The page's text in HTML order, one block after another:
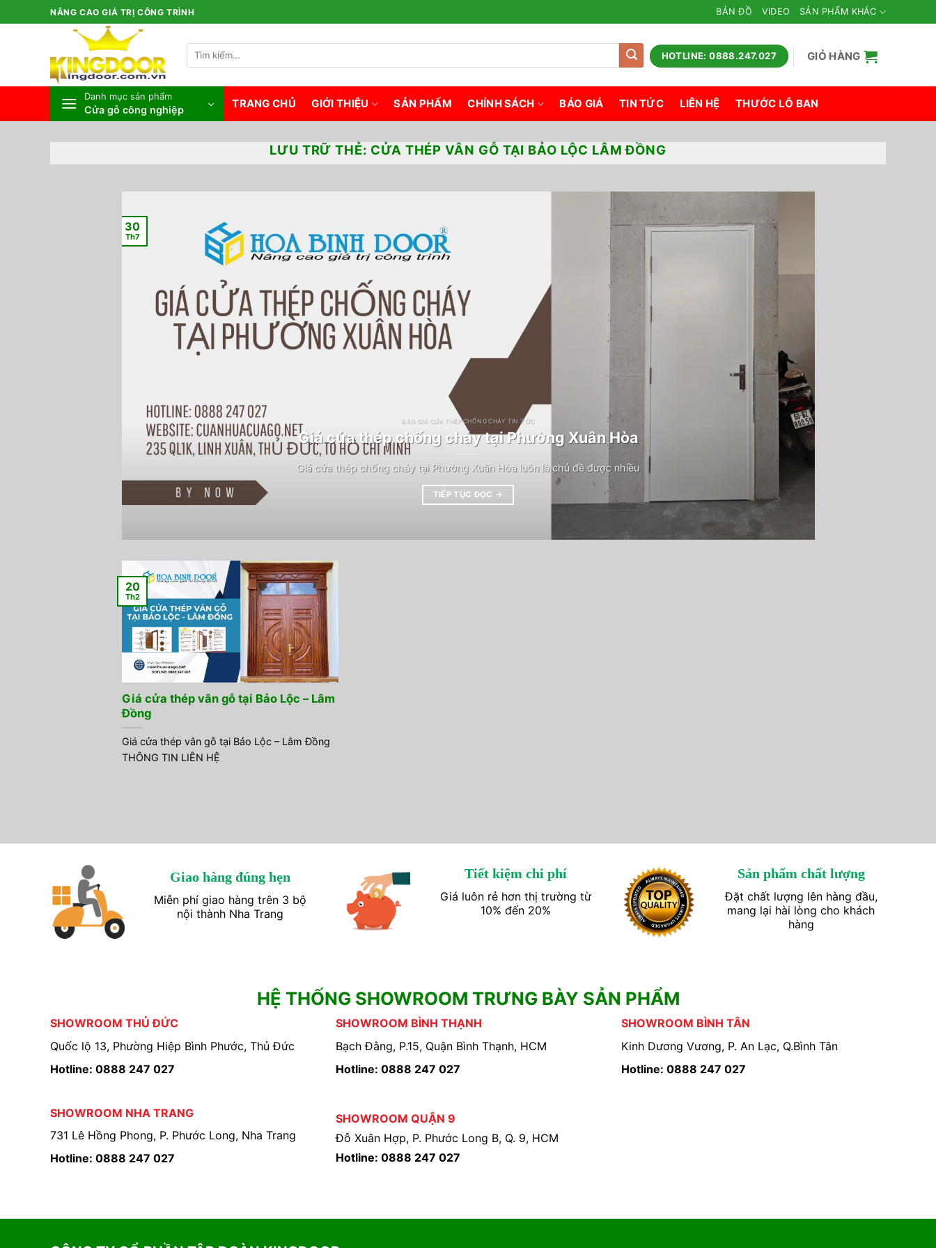
qua
NÂNG CAO GIÁ TRỊ CÔNG TRÌNH BẢN ĐỒ VIDEO SẢN PHẨM KHÁC
Tìm
kiếm:
HOTLINE: 0888.247.027 GIỎ HÀNG
Danh mục sản phẩm
Cửa gỗ công nghiệp TRANG CHỦ GIỚI THIỆU SẢN PHẨM CHÍNH SÁCH BÁO GIÁ TIN TỨC LIÊN HỆ THƯỚC LỖ BAN
LƯU TRỮ THẺ: CỬA THÉP VÂN GỖ TẠI BẢO LỘC LÂM ĐỒNG
BÁO GIÁ CỬA THÉP CHỐNG CHÁY TIN TỨC
Giá cửa thép chống cháy tại Phường Xuân Hòa
Giá cửa thép chống cháy tại Phường Xuân Hòa luôn là chủ đề được nhiều
TIẾP TỤC ĐỌC →
30
Th7
Giá cửa thép vân gỗ tại Bảo Lộc – Lâm
Đồng
Giá cửa thép vân gỗ tại Bảo Lộc – Lâm Đồng
THÔNG TIN LIÊN HỆ
20
Th2
Giao hàng đúng hẹn
Miễn phí giao hàng trên 3 bộ
nội thành Nha Trang
Tiết kiệm chi phí
Giá luôn rẻ hơn thị trường từ
10% đến 20%
Sản phẩm chất lượng
Đặt chất lượng lên hàng đầu,
mang lại hài lòng cho khách
hàng
HỆ THỐNG SHOWROOM TRƯNG BÀY SẢN PHẨM
SHOWROOM THỦ ĐỨC
Quốc lộ 13, Phường Hiệp Bình Phước, Thủ Đức
Hotline: 0888 247 027
SHOWROOM BÌNH THẠNH
Bạch Đằng, P.15, Quận Bình Thạnh, HCM
Hotline: 0888 247 027
SHOWROOM BÌNH TÂN
Kinh Dương Vương, P. An Lạc, Q.Bình Tân
Hotline: 0888 247 027
SHOWROOM NHA TRANG
731 Lê Hồng Phong, P. Phước Long, Nha Trang
Hotline: 0888 247 027
SHOWROOM QUẬN 9
Đỗ Xuân Hợp, P. Phước Long B, Q. 9, HCM
Hotline: 0888 247 027